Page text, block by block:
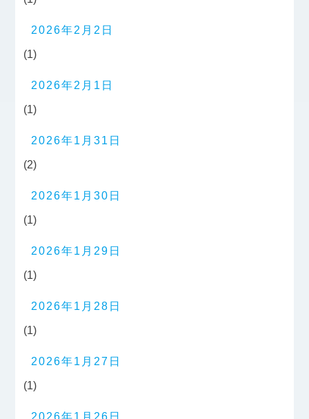
2026年2月2日
(1)
2026年2月1日
(1)
2026年1月31日
(2)
2026年1月30日
(1)
2026年1月29日
(1)
2026年1月28日
(1)
2026年1月27日
(1)
2026年1月26日